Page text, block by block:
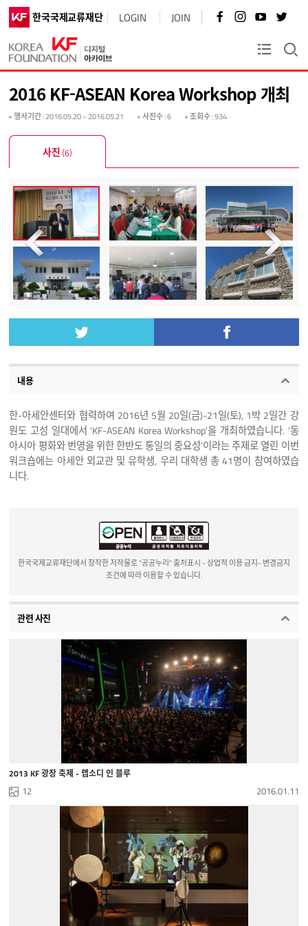
한국국제교류재단 LOGIN JOIN 페
이
로
가
기
인
스
바
로
가
기
유
튜
브
바
가
기
트
터
바
로
가
기
KF플러스
2016 KF-ASEAN Korea Workshop 개최
행사기간: 2016.05.20 ~ 2016.05.21 사진수: 6 조회수: 934
사진 (6)
내용
한-아세안센터와 협력하여 2016년 5월 20일(금)-21일(토), 1박 2일간 강
원도 고성 일대에서 'KF-ASEAN Korea Workshop'을 개최하였습니다. ‘동
아시아 평화와 번영을 위한 한반도 통일의 중요성’이라는 주제로 열린 이번
워크숍에는 아세안 외교관 및 유학생, 우리 대학생 총 41명이 참여하였습
니다.
한국국제교류재단에서 창작한 저작물로 "공공누리" 출처표시 - 상업적 이용 금지- 변경금지
조건에 따라 이용할 수 있습니다.
관련 사진
2013 KF 광장 축제 - 랩소디 인 블루
12 2016.01.11